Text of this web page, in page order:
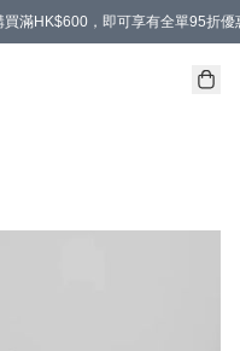
滿HK$600，即可享有全單95折優
購物滿HK$680(折扣後），可享有